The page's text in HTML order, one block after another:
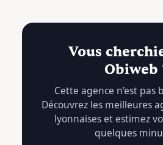
Vous
Obiweb
Cette agence n’est pas
Découvrez les meilleures
lyonnaises et estimez
quelques